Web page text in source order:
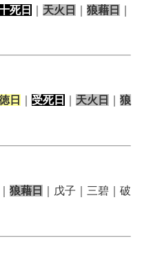
死日 天火日 狼藉日
日 受死日 天火日
狼
狼藉日
｜戊子｜三碧｜破